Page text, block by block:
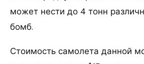
может нести до 4 тонн
бомб.
Стоимость самолета данной